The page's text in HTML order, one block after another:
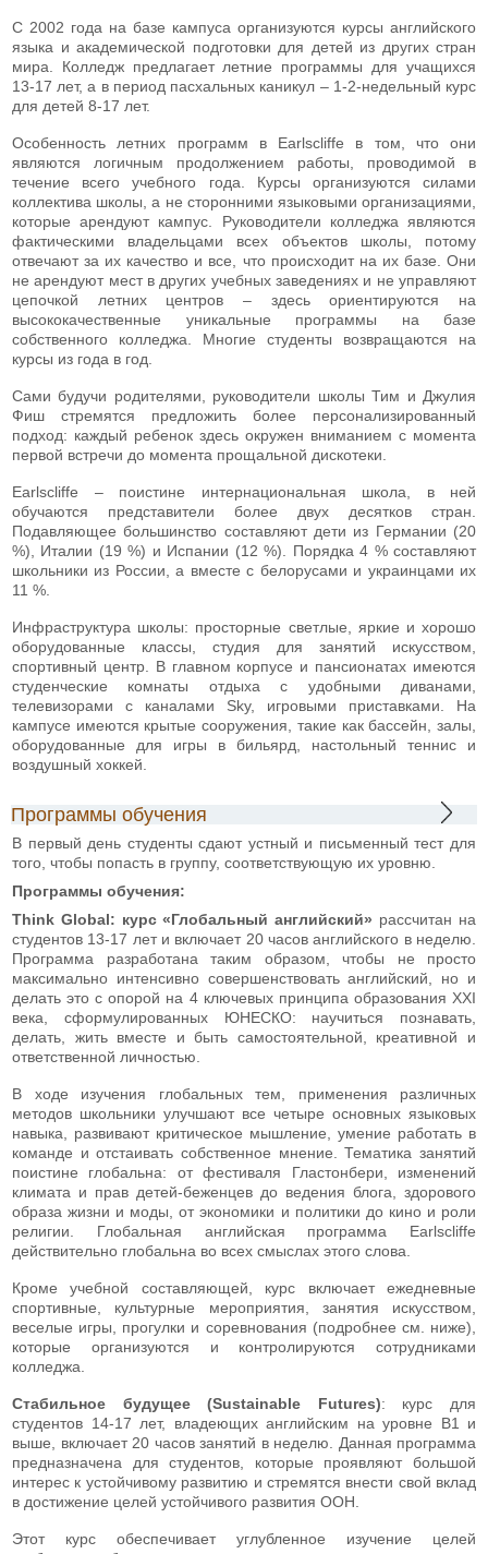
С 2002 года на базе кампуса организуются курсы английского
языка и академической подготовки для детей из других стран
мира. Колледж предлагает летние программы для учащихся
13-17 лет, а в период пасхальных каникул – 1-2-недельный курс
для детей 8-17 лет.
Особенность летних программ в Earlscliffe в том, что они
являются логичным продолжением работы, проводимой в
течение всего учебного года. Курсы организуются силами
коллектива школы, а не сторонними языковыми организациями,
которые арендуют кампус. Руководители колледжа являются
фактическими владельцами всех объектов школы, потому
отвечают за их качество и все, что происходит на их базе. Они
не арендуют мест в других учебных заведениях и не управляют
цепочкой летних центров – здесь ориентируются на
высококачественные уникальные программы на базе
собственного колледжа. Многие студенты возвращаются на
курсы из года в год.
Сами будучи родителями, руководители школы Тим и Джулия
Фиш стремятся предложить более персонализированный
подход: каждый ребенок здесь окружен вниманием с момента
первой встречи до момента прощальной дискотеки.
Earlscliffe – поистине интернациональная школа, в ней
обучаются представители более двух десятков стран.
Подавляющее большинство составляют дети из Германии (20
%), Италии (19 %) и Испании (12 %). Порядка 4 % составляют
школьники из России, а вместе с белорусами и украинцами их
11 %.
Инфраструктура школы: просторные светлые, яркие и хорошо
оборудованные классы, студия для занятий искусством,
спортивный центр. В главном корпусе и пансионатах имеются
студенческие комнаты отдыха с удобными диванами,
телевизорами с каналами Sky, игровыми приставками. На
кампусе имеются крытые сооружения, такие как бассейн, залы,
оборудованные для игры в бильярд, настольный теннис и
воздушный хоккей.
Программы обучения
В первый день студенты сдают устный и письменный тест для
того, чтобы попасть в группу, соответствующую их уровню.
Программы обучения:
Think Global: курс «Глобальный английский» рассчитан на
студентов 13-17 лет и включает 20 часов английского в неделю.
Программа разработана таким образом, чтобы не просто
максимально интенсивно совершенствовать английский, но и
делать это с опорой на 4 ключевых принципа образования ХХІ
века, сформулированных ЮНЕСКО: научиться познавать,
делать, жить вместе и быть самостоятельной, креативной и
ответственной личностью.
В ходе изучения глобальных тем, применения различных
методов школьники улучшают все четыре основных языковых
навыка, развивают критическое мышление, умение работать в
команде и отстаивать собственное мнение. Тематика занятий
поистине глобальна: от фестиваля Гластонбери, изменений
климата и прав детей-беженцев до ведения блога, здорового
образа жизни и моды, от экономики и политики до кино и роли
религии. Глобальная английская программа Earlscliffe
действительно глобальна во всех смыслах этого слова.
Кроме учебной составляющей, курс включает ежедневные
спортивные, культурные мероприятия, занятия искусством,
веселые игры, прогулки и соревнования (подробнее см. ниже),
которые организуются и контролируются сотрудниками
колледжа.
Стабильное будущее (Sustainable Futures): курс для
студентов 14-17 лет, владеющих английским на уровне В1 и
выше, включает 20 часов занятий в неделю. Данная программа
предназначена для студентов, которые проявляют большой
интерес к устойчивому развитию и стремятся внести свой вклад
в достижение целей устойчивого развития ООН.
Этот курс обеспечивает углубленное изучение целей